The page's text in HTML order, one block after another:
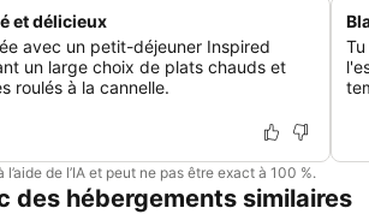
et délicieux
avec un petit-déjeuner Inspired
un large choix de plats chauds et
roulés à la cannelle.
de l’IA et peut ne pas être exact à 100 %.
des hébergements similaires